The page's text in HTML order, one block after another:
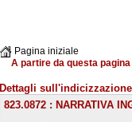
Pagina iniziale
A partire da questa
Dettagli sull'indicizzazione
823.0872 : NARRATIVA